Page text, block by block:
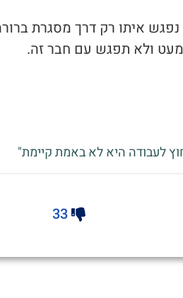
איתו רק דרך מסגרת
ולא תפגש עם חבר זה.
לעבודה היא לא באמת קיימת"
33